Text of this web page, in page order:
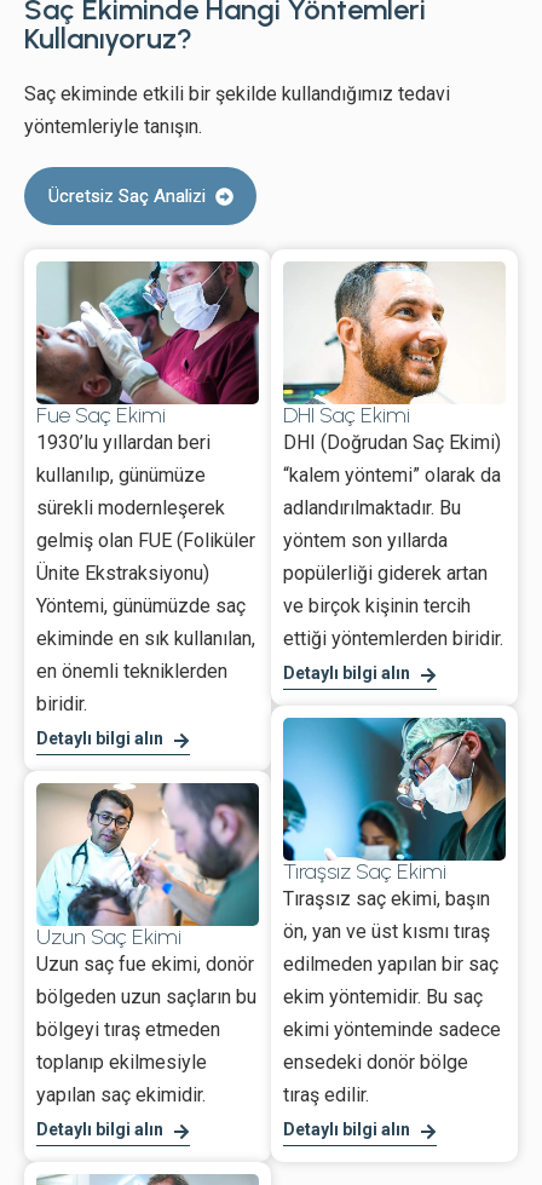
Saç Ekiminde Hangi Yöntemleri
Kullanıyoruz?
Saç ekiminde etkili bir şekilde kullandığımız tedavi
yöntemleriyle tanışın.
Ücretsiz Saç Analizi
Fue Saç Ekimi
1930’lu yıllardan beri
kullanılıp, günümüze
sürekli modernleşerek
gelmiş olan FUE (Foliküler
Ünite Ekstraksiyonu)
Yöntemi, günümüzde saç
ekiminde en sık kullanılan,
en önemli tekniklerden
biridir.
Detaylı bilgi alın
Uzun Saç Ekimi
Uzun saç fue ekimi, donör
bölgeden uzun saçların bu
bölgeyi tıraş etmeden
toplanıp ekilmesiyle
yapılan saç ekimidir.
Detaylı bilgi alın
DHI Saç Ekimi
DHI (Doğrudan Saç Ekimi)
“kalem yöntemi” olarak da
adlandırılmaktadır. Bu
yöntem son yıllarda
popülerliği giderek artan
ve birçok kişinin tercih
ettiği yöntemlerden biridir.
Detaylı bilgi alın
Tıraşsız Saç Ekimi
Tıraşsız saç ekimi, başın
ön, yan ve üst kısmı tıraş
edilmeden yapılan bir saç
ekim yöntemidir. Bu saç
ekimi yönteminde sadece
ensedeki donör bölge
tıraş edilir.
Detaylı bilgi alın